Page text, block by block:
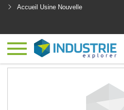
Accueil Usine Nouvelle